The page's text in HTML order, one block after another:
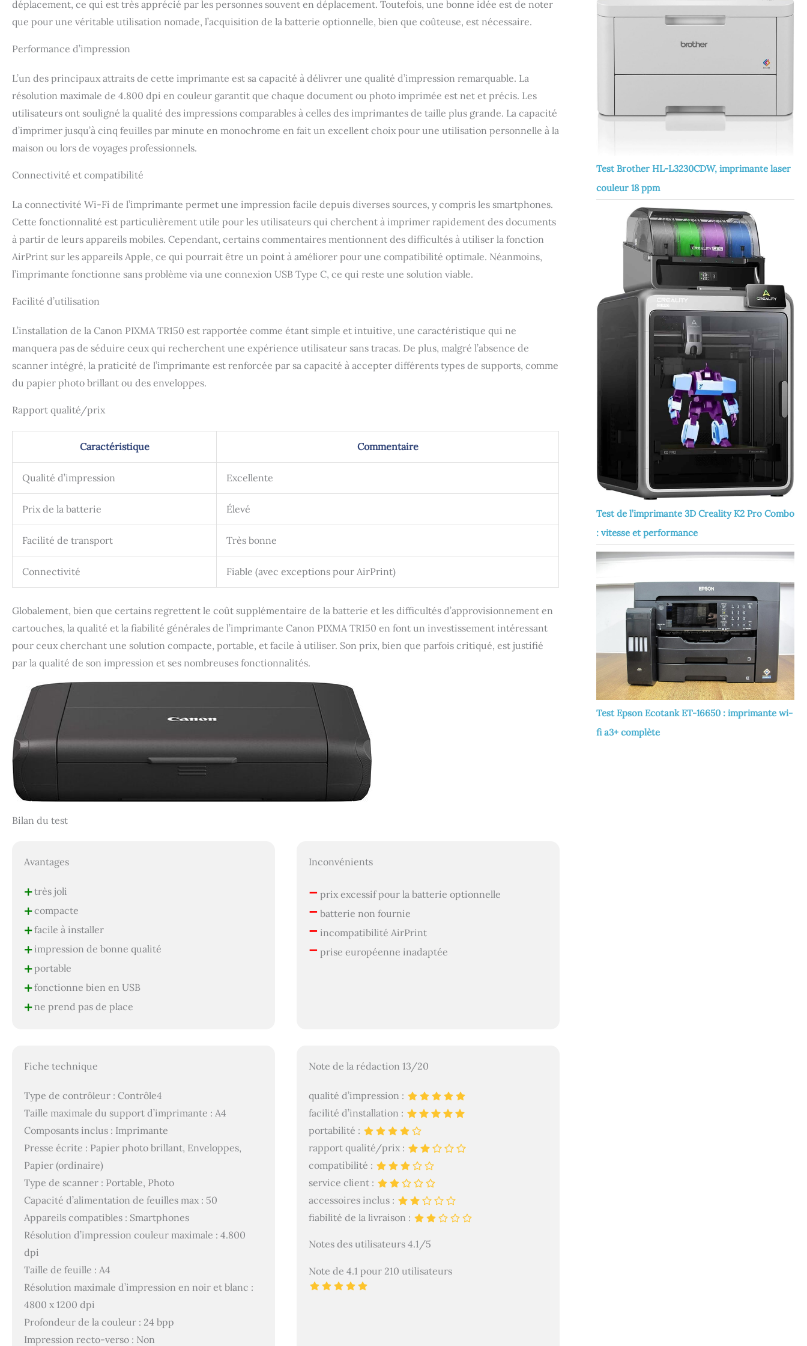
blanc². Possibilités de personnalisation​ Gagnez du temps avec la fonction
d'impression rapide. Stockez jusqu'à 5 modèles personnalisés3 pour imprimer des
contrats et des formulaires directement à partir de l'imprimante, sans ordinateur
déplacement, ce qui est très apprécié par les personnes souvent en déplacement. Toutefois, une bonne idée est de noter
que pour une véritable utilisation nomade, l’acquisition de la batterie optionnelle, bien que coûteuse, est nécessaire.
Performance d’impression
L’un des principaux attraits de cette imprimante est sa capacité à délivrer une qualité d’impression remarquable. La
résolution maximale de 4.800 dpi en couleur garantit que chaque document ou photo imprimée est net et précis. Les
utilisateurs ont souligné la qualité des impressions comparables à celles des imprimantes de taille plus grande. La capacité
d’imprimer jusqu’à cinq feuilles par minute en monochrome en fait un excellent choix pour une utilisation personnelle à la
maison ou lors de voyages professionnels.
Connectivité et compatibilité
La connectivité Wi-Fi de l’imprimante permet une impression facile depuis diverses sources, y compris les smartphones.
Cette fonctionnalité est particulièrement utile pour les utilisateurs qui cherchent à imprimer rapidement des documents
à partir de leurs appareils mobiles. Cependant, certains commentaires mentionnent des difficultés à utiliser la fonction
AirPrint sur les appareils Apple, ce qui pourrait être un point à améliorer pour une compatibilité optimale. Néanmoins,
l’imprimante fonctionne sans problème via une connexion USB Type C, ce qui reste une solution viable.
Facilité d’utilisation
L’installation de la Canon PIXMA TR150 est rapportée comme étant simple et intuitive, une caractéristique qui ne
manquera pas de séduire ceux qui recherchent une expérience utilisateur sans tracas. De plus, malgré l’absence de
scanner intégré, la praticité de l’imprimante est renforcée par sa capacité à accepter différents types de supports, comme
du papier photo brillant ou des enveloppes.
Rapport qualité/prix
Caractéristique Commentaire
Qualité d’impression Excellente
Prix de la batterie Élevé
Facilité de transport Très bonne
Connectivité Fiable (avec exceptions pour AirPrint)
Globalement, bien que certains regrettent le coût supplémentaire de la batterie et les difficultés d’approvisionnement en
cartouches, la qualité et la fiabilité générales de l’imprimante Canon PIXMA TR150 en font un investissement intéressant
pour ceux cherchant une solution compacte, portable, et facile à utiliser. Son prix, bien que parfois critiqué, est justifié
par la qualité de son impression et ses nombreuses fonctionnalités.
Bilan du test
Avantages
+très joli
+compacte
+facile à installer
+impression de bonne qualité
+portable
+fonctionne bien en USB
+ne prend pas de place
Inconvénients
– prix excessif pour la batterie optionnelle
– batterie non fournie
– incompatibilité AirPrint
– prise européenne inadaptée
Fiche technique
Type de contrôleur : Contrôle4
Taille maximale du support d’imprimante : A4
Composants inclus : Imprimante
Presse écrite : Papier photo brillant, Enveloppes,
Papier (ordinaire)
Type de scanner : Portable, Photo
Capacité d’alimentation de feuilles max : 50
Appareils compatibles : Smartphones
Résolution d’impression couleur maximale : 4.800
dpi
Taille de feuille : A4
Résolution maximale d’impression en noir et blanc :
4800 x 1200 dpi
Profondeur de la couleur : 24 bpp
Impression recto-verso : Non
Note de la rédaction 13/20
qualité d’impression :
facilité d’installation :
portabilité :
rapport qualité/prix :
compatibilité :
service client :
accessoires inclus :
fiabilité de la livraison :
Notes des utilisateurs 4.1/5
Note de 4.1 pour 210 utilisateurs
Test Brother HL-L3230CDW, imprimante laser
couleur 18 ppm
Test de l’imprimante 3D Creality K2 Pro Combo
: vitesse et performance
Test Epson Ecotank ET-16650 : imprimante wi-
fi a3+ complète